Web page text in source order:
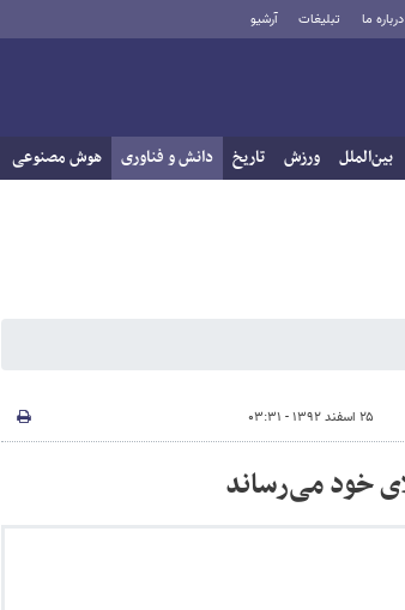
درباره ما تبلیغات آرشیو
بین‌الملل ورزش تاریخ دانش و فناوری هوش مصنوعی
۲۵ اسفند ۱۳۹۲ - ۰۳:۳۱